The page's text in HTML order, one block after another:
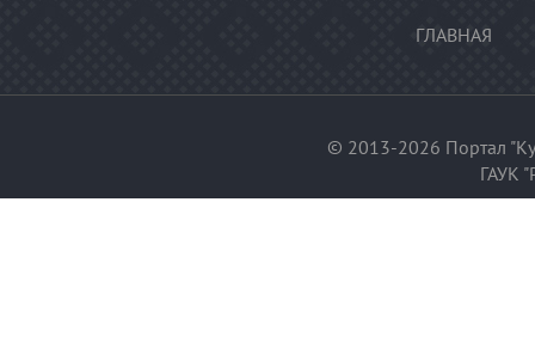
ГЛАВНАЯ
© 2013-2026 Портал
ГАУК